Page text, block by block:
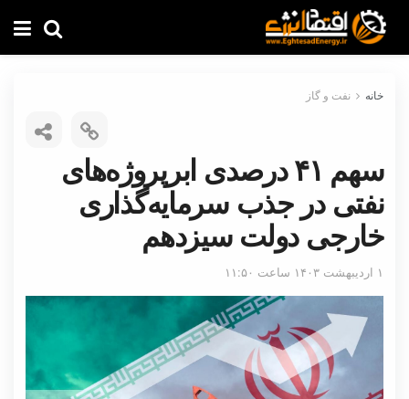
خانه نفت و گاز
سهم ۴۱ درصدی ابرپروژه‌های
نفتی در جذب سرمایه‌گذاری
خارجی دولت سیزدهم
۱ اردیبهشت ۱۴۰۳ ساعت ۱۱:۵۰